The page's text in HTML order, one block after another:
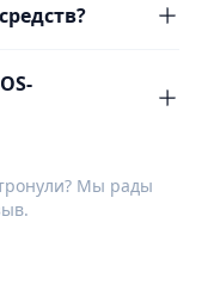
Мы рады
.